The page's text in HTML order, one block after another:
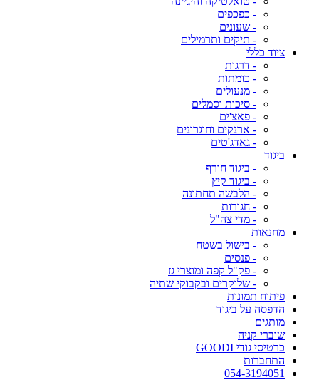
- כפכפים
- שעונים
- תיקים ותרמילים
ציוד כללי
- דרגות
- כומתות
- מנעולים
- סיכות וסמלים
- פאצ'ים
- ארנקים וחוגרונים
- גאדג'טים
ביגוד
- ביגוד חורף
- ביגוד קיץ
- הלבשה תחתונה
- חגורות
- מדי צה"ל
מחנאות
- בישול בשטח
- פנסים
- פק"ל קפה ומוצרי גז
- שלוקרים ובקבוקי שתיה
פיתוח תמונות
הדפסה על ביגוד
מותגים
שוברי קניה
כרטיסי גודי GOODI
התחברות
054-3194051